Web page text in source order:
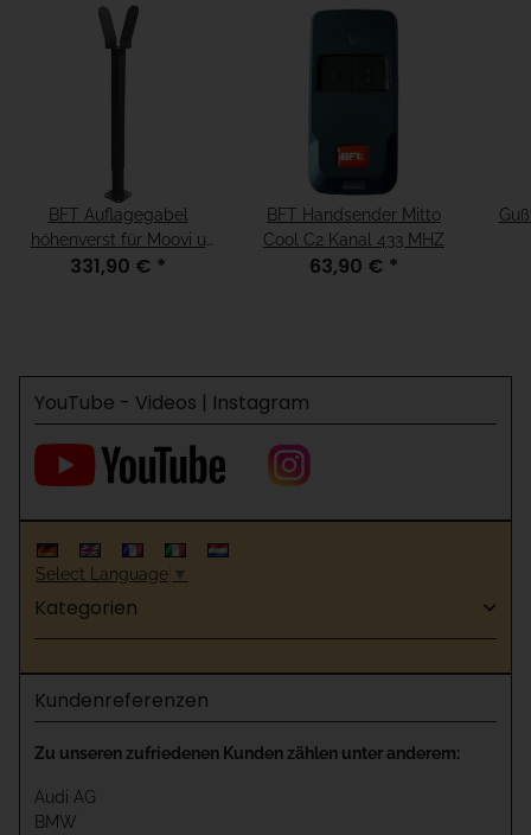
BFT Auflagegabel
höhenverst für Moovi u
Michelangelo
331,90 € *
BFT Handsender Mitto
Cool C2 Kanal 433 MHZ
63,90 € *
YouTube - Videos | Instagram
Select Language ▼
Kategorien
Kundenreferenzen
Zu unseren zufriedenen Kunden zählen unter anderem:
Audi AG
BMW